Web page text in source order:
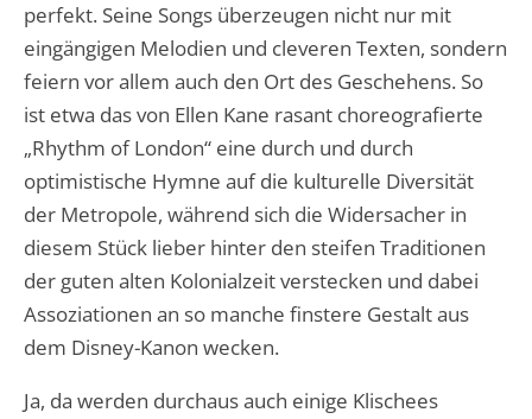
perfekt. Seine Songs überzeugen nicht nur mit
eingängigen Melodien und cleveren Texten, sondern
feiern vor allem auch den Ort des Geschehens. So
ist etwa das von Ellen Kane rasant choreografierte
„Rhythm of London“ eine durch und durch
optimistische Hymne auf die kulturelle Diversität
der Metropole, während sich die Widersacher in
diesem Stück lieber hinter den steifen Traditionen
der guten alten Kolonialzeit verstecken und dabei
Assoziationen an so manche finstere Gestalt aus
dem Disney-Kanon wecken.
Ja, da werden durchaus auch einige Klischees